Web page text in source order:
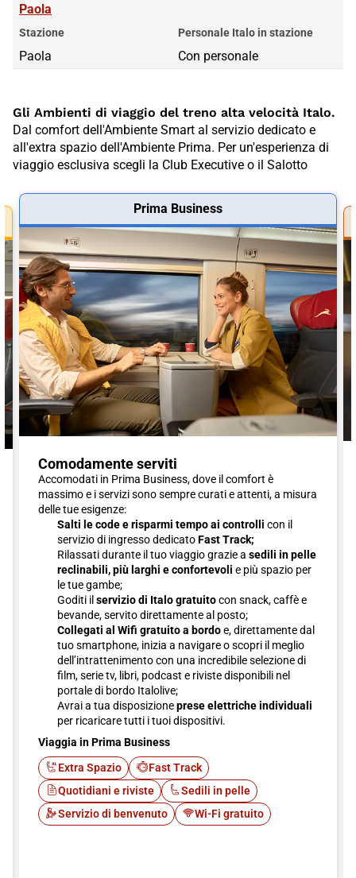
Paola
Stazione
Paola
Personale Italo in stazione
Con personale
Gli Ambienti di viaggio del treno alta velocità Italo.
Dal comfort dell'Ambiente Smart al servizio dedicato e
all'extra spazio dell'Ambiente Prima. Per un'esperienza di
viaggio esclusiva scegli la Club Executive o il Salotto
Prima Business
Comodamente serviti
Accomodati in Prima Business, dove il comfort è
massimo e i servizi sono sempre curati e attenti, a misura
delle tue esigenze:
Salti le code e risparmi tempo ai controlli con il
servizio di ingresso dedicatoFast Track;
Rilassati durante il tuo viaggio grazie a sedili in pelle
reclinabili, più larghi e confortevoli e più spazio per
le tue gambe;
Goditi il servizio di Italo gratuitocon snack, caffè e
bevande, servito direttamente al posto;
Collegati al Wifi gratuito a bordoe, direttamente dal
tuo smartphone, inizia a navigare o scopri il meglio
dell’intrattenimento con una incredibile selezione di
film, serie tv, libri, podcast e riviste disponibili nel
portale di bordo Italolive;
Avrai a tua disposizioneprese elettriche individuali
per ricaricare tutti i tuoi dispositivi.
Viaggia in Prima Business
Extra Spazio
Fast Track
Quotidiani e riviste
Sedili in pelle
Servizio di benvenuto
Wi-Fi gratuito